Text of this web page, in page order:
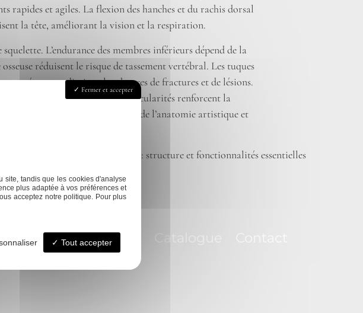
rapides et agiles. La flexion des hanches et du rachis dorsal
la tête, améliorant la vision et la respiration.
L’endurance des membres inférieurs dépend de la
réduisent le risque de tassement vertébral. Les tuques
osseuse diminue les chances de fractures et de lésions.
déformations. Toutes ces particularités renforcent la
également la contribution de l’anatomie artistique et
Anatomie jambe cheval : structure et fonctionnalités essentielles
Stages Partenaires
Fermer et accepter
site, tandis que les cookies d'analyse
plus adaptée à vos préférences et
acceptez notre politique. Pour plus
Tout accepter